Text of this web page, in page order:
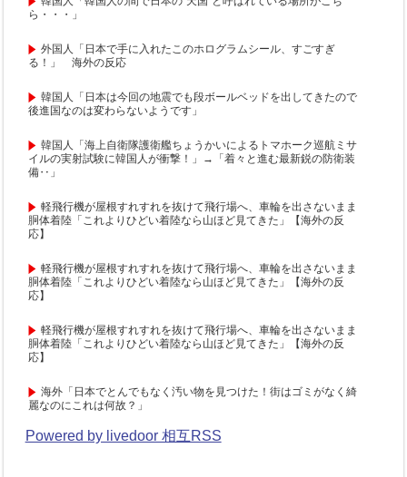
ら・・・」
外国人「日本で手に入れたこのホログラムシール、すごすぎ
る！」 海外の反応
韓国人「日本は今回の地震でも段ボールベッドを出してきたので
後進国なのは変わらないようです」
韓国人「海上自衛隊護衛艦ちょうかいによるトマホーク巡航ミサ
イルの実射試験に韓国人が衝撃！」→「着々と進む最新鋭の防衛装
備‥」
軽飛行機が屋根すれすれを抜けて飛行場へ、車輪を出さないまま
胴体着陸「これよりひどい着陸なら山ほど見てきた」【海外の反
応】
軽飛行機が屋根すれすれを抜けて飛行場へ、車輪を出さないまま
胴体着陸「これよりひどい着陸なら山ほど見てきた」【海外の反
応】
軽飛行機が屋根すれすれを抜けて飛行場へ、車輪を出さないまま
胴体着陸「これよりひどい着陸なら山ほど見てきた」【海外の反
応】
海外「日本でとんでもなく汚い物を見つけた！街はゴミがなく綺
麗なのにこれは何故？」
Powered by livedoor 相互RSS